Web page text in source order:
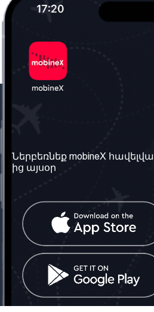
Մեր մասին
Մեր ծառայությունները
Կապ մեզ հետ
Միացյալ
Թագավորություն: Մենք
գործընկեր ենք
փնտրում
Հայաստանում
Ներբեռնեք mobineX
ից այսօր